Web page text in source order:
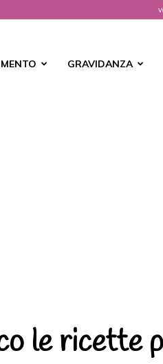
GRAVIDANZA
le ricette